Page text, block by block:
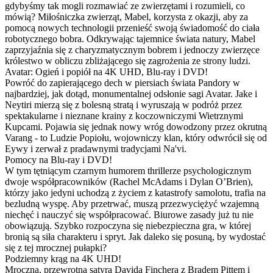
gdybyśmy tak mogli rozmawiać ze zwierzętami i rozumieli, co
mówią? Miłośniczka zwierząt, Mabel, korzysta z okazji, aby za
pomocą nowych technologii przenieść swoją świadomość do ciała
robotycznego bobra. Odkrywając tajemnice świata natury, Mabel
zaprzyjaźnia się z charyzmatycznym bobrem i jednoczy zwierzęce
królestwo w obliczu zbliżającego się zagrożenia ze strony ludzi.
Avatar: Ogień i popiół na 4K UHD, Blu-ray i DVD!
Powróć do zapierającego dech w piersiach świata Pandory w
najbardziej, jak dotąd, monumentalnej odsłonie sagi Avatar. Jake i
Neytiri mierzą się z bolesną stratą i wyruszają w podróż przez
spektakularne i nieznane krainy z koczowniczymi Wietrznymi
Kupcami. Pojawia się jednak nowy wróg dowodzony przez okrutną
Varang - to Ludzie Popiołu, wojowniczy klan, który odwrócił się od
Eywy i zerwał z pradawnymi tradycjami Na'vi.
Pomocy na Blu-ray i DVD!
W tym tętniącym czarnym humorem thrillerze psychologicznym
dwoje współpracowników (Rachel McAdams i Dylan O’Brien),
którzy jako jedyni uchodzą z życiem z katastrofy samolotu, trafia na
bezludną wyspę. Aby przetrwać, muszą przezwyciężyć wzajemną
niechęć i nauczyć się współpracować. Biurowe zasady już tu nie
obowiązują. Szybko rozpoczyna się niebezpieczna gra, w której
bronią są siła charakteru i spryt. Jak daleko się posuną, by wydostać
się z tej mrocznej pułapki?
Podziemny krąg na 4K UHD!
Mroczna, przewrotna satyra Davida Finchera z Bradem Pittem i